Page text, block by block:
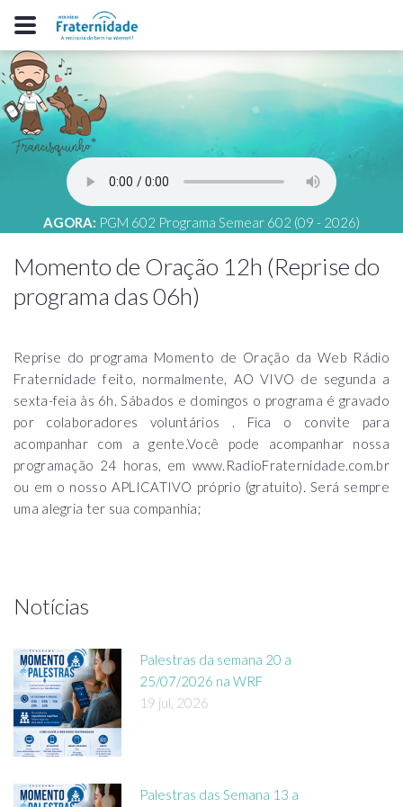
AGORA: PGM 602 Programa Semear 602 (09 - 2026)
Momento de Oração 12h (Reprise do
programa das 06h)
Reprise do programa Momento de Oração da Web Rádio
Fraternidade feito, normalmente, AO VIVO de segunda a
sexta-feia às 6h. Sábados e domingos o programa é gravado
por colaboradores voluntários . Fica o convite para
acompanhar com a gente.Você pode acompanhar nossa
programação 24 horas, em www.RadioFraternidade.com.br
ou em o nosso APLICATIVO próprio (gratuito). Será sempre
uma alegria ter sua companhia;
Notícias
Palestras da semana 20 a
25/07/2026 na WRF
19 jul, 2026
Palestras das Semana 13 a